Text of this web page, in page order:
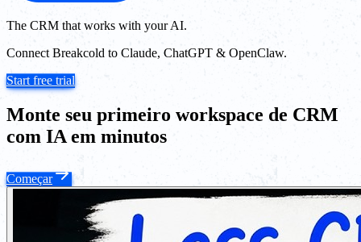
The CRM that works with your AI.
Connect Breakcold to Claude, ChatGPT & OpenClaw.
Start free trial
Monte seu primeiro workspace de CRM
com IA em minutos
Começar